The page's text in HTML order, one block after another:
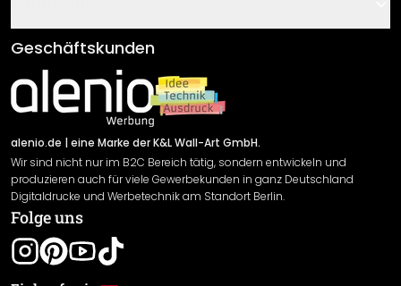
Klebe- und Montageanleitungen
Newsletter An-/Abmeldung
Sendungsverfolgung
AGB
Impressum
Versand & Zahlung
Rücksendung
Widerrufsrecht
Datenschutzerklärung
Gewährleistung
Leistungserklärung / CE-Zeichen
Geschäftskunden
alenio.de | eine Marke der K&L Wall-Art GmbH.
Wir sind nicht nur im B2C Bereich tätig, sondern entwickeln und
produzieren auch für viele Gewerbekunden in ganz Deutschland
Digitaldrucke und Werbetechnik am Standort Berlin.
Folge uns